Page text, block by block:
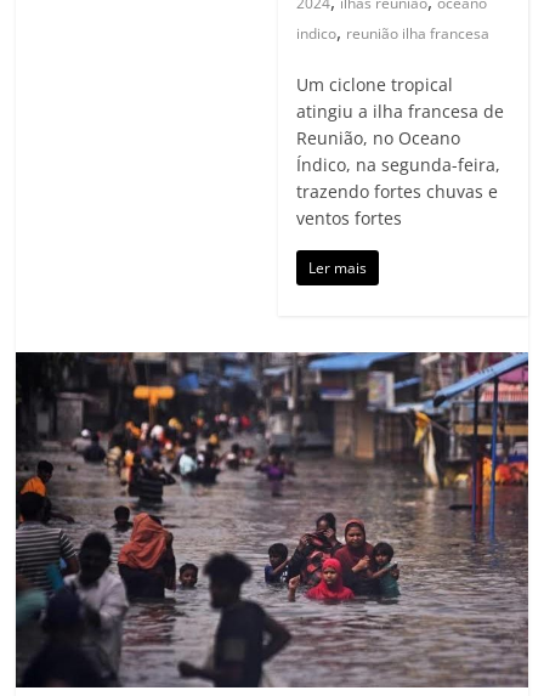
indico, reunião ilha francesa
Um ciclone tropical
atingiu a ilha francesa de
Reunião, no Oceano
Índico, na segunda-feira,
trazendo fortes chuvas e
ventos fortes
Ler mais